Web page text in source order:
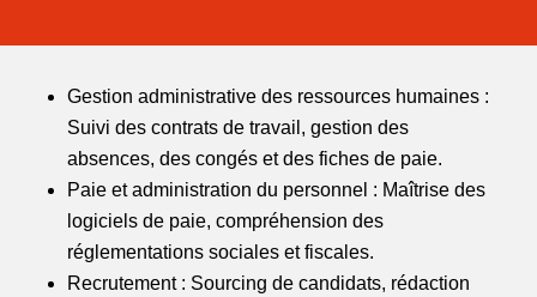
Gestion administrative des ressources humaines :
Suivi des contrats de travail, gestion des
absences, des congés et des fiches de paie.
Paie et administration du personnel : Maîtrise des
logiciels de paie, compréhension des
réglementations sociales et fiscales.
Recrutement : Sourcing de candidats, rédaction